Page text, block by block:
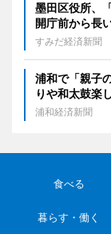
墨田区役所、
開庁前から長
すみだ経済新聞
浦和で「親子
りや和太鼓楽
浦和経済新聞
食べる
暮らす・働く